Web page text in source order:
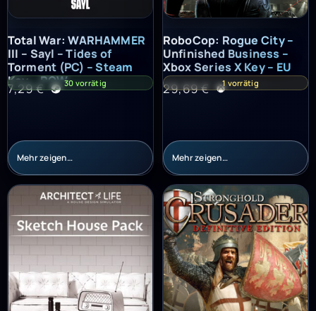
Total War: WARHAMMER III – Sayl – Tides of Torment (PC) –
Total War: WARHAMMER
III – Sayl – Tides of
Torment (PC) – Steam
Key – ROW
7,29€ 30 vorrätig
Mehr zeigen…
RoboCop: Rogue City –
RoboCop: Rogue City –
Unfinished Business –
Xbox Series X Key – EU
29,69€ 1 vorrätig
Mehr zeigen…